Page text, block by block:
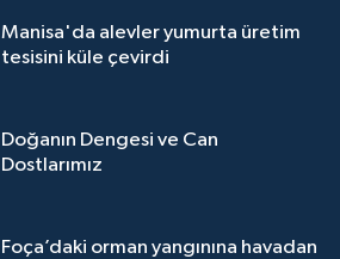
Manisa'da alevler yumurta üretim
tesisini küle çevirdi
Doğanın Dengesi ve Can
Dostlarımız
Foça’daki orman yangınına havadan